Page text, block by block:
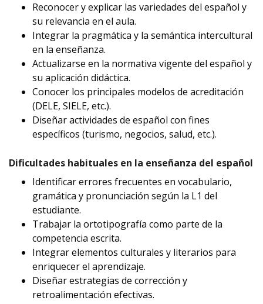
Reconocer y explicar las variedades del español y
su relevancia en el aula.
Integrar la pragmática y la semántica intercultural
en la enseñanza.
Actualizarse en la normativa vigente del español y
su aplicación didáctica.
Conocer los principales modelos de acreditación
(DELE, SIELE, etc.).
Diseñar actividades de español con fines
específicos (turismo, negocios, salud, etc.).
Dificultades habituales en la enseñanza del español
Identificar errores frecuentes en vocabulario,
gramática y pronunciación según la L1 del
estudiante.
Trabajar la ortotipografía como parte de la
competencia escrita.
Integrar elementos culturales y literarios para
enriquecer el aprendizaje.
Diseñar estrategias de corrección y
retroalimentación efectivas.